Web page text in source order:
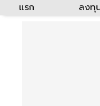
แรก
ลงทุ